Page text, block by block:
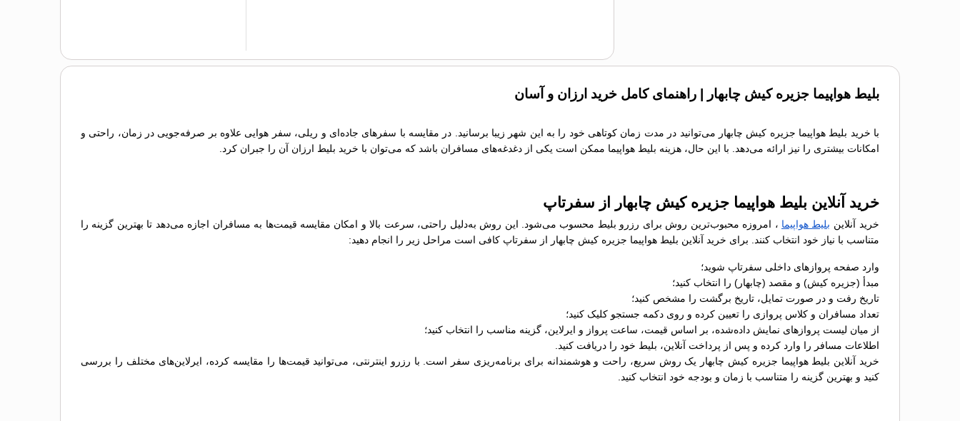
بلیط هواپیما جزیره کیش چابهار | راهنمای کامل خرید ارزان و آسان
با خرید بلیط هواپیما جزیره کیش چابهار می‌توانید در مدت زمان کوتاهی خود را به این شهر زیبا برسانید. در مقایسه با سفرهای جاده‌ای و ریلی، سفر هوایی علاوه بر صرفه‌جویی در زمان، راحتی و
امکانات بیشتری را نیز ارائه می‌دهد. با این حال، هزینه بلیط هواپیما ممکن است یکی از دغدغه‌های مسافران باشد که می‌توان با خرید بلیط ارزان آن را جبران کرد.
خرید آنلاین بلیط هواپیما جزیره کیش چابهار از سفرتاپ
خرید آنلاین بلیط هواپیما ، امروزه محبوب‌ترین روش برای رزرو بلیط محسوب می‌شود. این روش به‌دلیل راحتی، سرعت بالا و امکان مقایسه قیمت‌ها به مسافران اجازه می‌دهد تا بهترین گزینه را
متناسب با نیاز خود انتخاب کنند. برای خرید آنلاین بلیط هواپیما جزیره کیش چابهار از سفرتاپ کافی است مراحل زیر را انجام دهید:
وارد صفحه پروازهای داخلی سفرتاپ شوید؛
مبدأ (جزیره کیش) و مقصد (چابهار) را انتخاب کنید؛
تاریخ رفت و در صورت تمایل، تاریخ برگشت را مشخص کنید؛
تعداد مسافران و کلاس پروازی را تعیین کرده و روی دکمه جستجو کلیک کنید؛
از میان لیست پروازهای نمایش داده‌شده، بر اساس قیمت، ساعت پرواز و ایرلاین، گزینه مناسب را انتخاب کنید؛
اطلاعات مسافر را وارد کرده و پس از پرداخت آنلاین، بلیط خود را دریافت کنید.
خرید آنلاین بلیط هواپیما جزیره کیش چابهار یک روش سریع، راحت و هوشمندانه برای برنامه‌ریزی سفر است. با رزرو اینترنتی، می‌توانید قیمت‌ها را مقایسه کرده، ایرلاین‌های مختلف را بررسی
کنید و بهترین گزینه را متناسب با زمان و بودجه خود انتخاب کنید.